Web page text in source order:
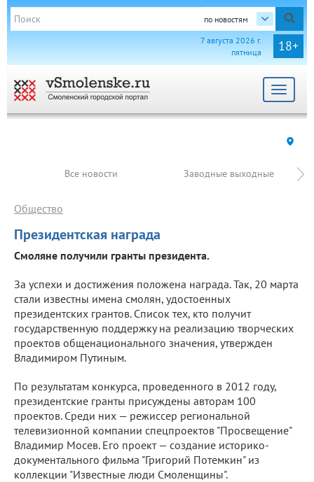
по новостям
18+
7 августа 2026 г.
пятница
Toggle
Все новости Заводные выходные
Президентская награда
Общество
Смоляне получили гранты президента.
За успехи и достижения положена награда. Так, 20 марта
стали известны имена смолян, удостоенных
президентских грантов. Список тех, кто получит
государственную поддержку на реализацию творческих
проектов общенационального значения, утвержден
Владимиром Путиным.
По результатам конкурса, проведенного в 2012 году,
президентские гранты присуждены авторам 100
проектов. Среди них — режиссер региональной
телевизионной компании спецпроектов "Просвещение"
Владимир Мосев. Его проект — создание историко-
документального фильма "Григорий Потемкин" из
коллекции "Известные люди Смоленщины".